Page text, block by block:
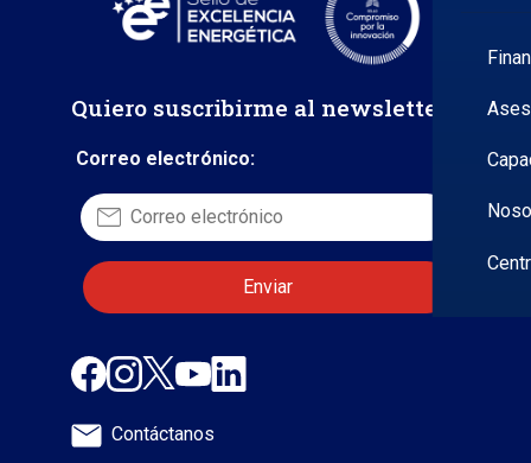
Quiero suscribirme al newsletter
Correo electrónico:
Contáctanos